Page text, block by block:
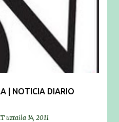
| NOTICIA DIARIO
uztaila 14, 2011